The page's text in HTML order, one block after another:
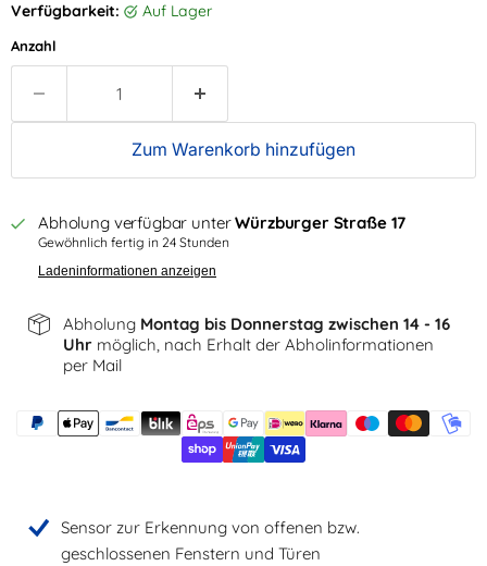
Verfügbarkeit: auf Lager
Anzahl
Zum Warenkorb hinzufügen
Abholung verfügbar unterWürzburger Straße 17
Gewöhnlich fertig in 24 Stunden
Ladeninformationen anzeigen
Abholung Montag bis Donnerstag zwischen 14 - 16
Uhr möglich, nach Erhalt der Abholinformationen
per Mail
Sensor zur Erkennung von offenen bzw.
geschlossenen Fenstern und Türen